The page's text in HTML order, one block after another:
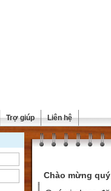
Trợ giúp Liên hệ
Chào mừng